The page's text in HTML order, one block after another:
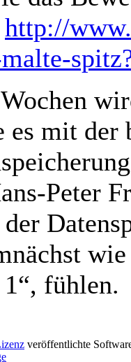
http://
es mit der
Peter
fühlen.
veröffentlichte